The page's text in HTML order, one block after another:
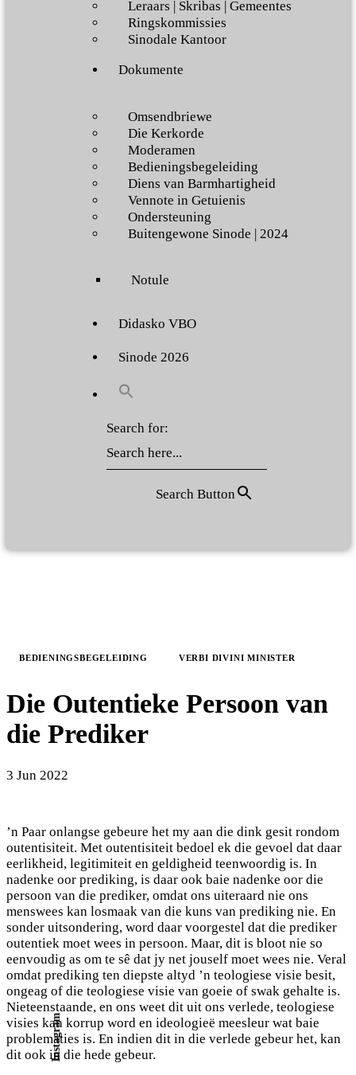
Leraars | Skribas | Gemeentes
Ringskommissies
Sinodale Kantoor
Dokumente
Omsendbriewe
Die Kerkorde
Moderamen
Bedieningsbegeleiding
Diens van Barmhartigheid
Vennote in Getuienis
Ondersteuning
Buitengewone Sinode | 2024
Notule
Didasko VBO
Sinode 2026
Search for:
Search Button
BEDIENINGSBEGELEIDING VERBI DIVINI MINISTER
Die Outentieke Persoon van
die Prediker
3 Jun 2022
’n Paar onlangse gebeure het my aan die dink gesit rondom
outentisiteit. Met outentisiteit bedoel ek die gevoel dat daar
eerlikheid, legitimiteit en geldigheid teenwoordig is. In
nadenke oor prediking, is daar ook baie nadenke oor die
persoon van die prediker, omdat ons uiteraard nie ons
menswees kan losmaak van die kuns van prediking nie. En
sonder uitsondering, word daar voorgestel dat die prediker
outentiek moet wees in persoon. Maar, dit is bloot nie so
eenvoudig as om te sê dat jy net jouself moet wees nie. Veral
omdat prediking ten diepste altyd ’n teologiese visie besit,
ongeag of die teologiese visie van goeie of swak gehalte is.
Nieteenstaande, en ons weet dit uit ons verlede, teologiese
visies kan korrup word en ideologieë meesleur wat baie
problematies is. En indien dit in die verlede gebeur het, kan
dit ook in die hede gebeur.
Instagram